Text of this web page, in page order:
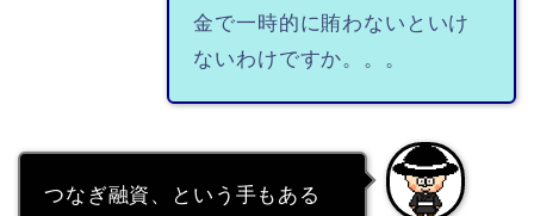
金で一時的に賄わないといけ
ないわけですか。。。
つなぎ融資、という手もある